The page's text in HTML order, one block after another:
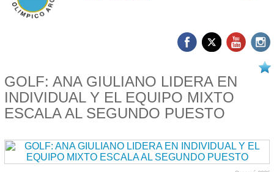
GOLF: ANA GIULIANO LIDERA EN
INDIVIDUAL Y EL EQUIPO MIXTO
ESCALA AL SEGUNDO PUESTO